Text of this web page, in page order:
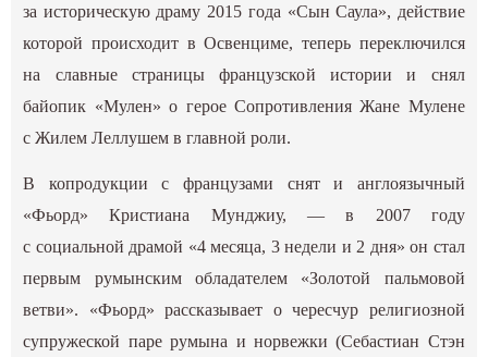
за историческую драму 2015 года «Сын Саула», действие
которой происходит в Освенциме, теперь переключился
на славные страницы французской истории и снял
байопик «Мулен» о герое Сопротивления Жане Мулене
с Жилем Леллушем в главной роли.
В копродукции с французами снят и англоязычный
«Фьорд» Кристиана Мунджиу, — в 2007 году
с социальной драмой «4 месяца, 3 недели и 2 дня» он стал
первым румынским обладателем «Золотой пальмовой
ветви». «Фьорд» рассказывает о чересчур религиозной
супружеской паре румына и норвежки (Себастиан Стэн